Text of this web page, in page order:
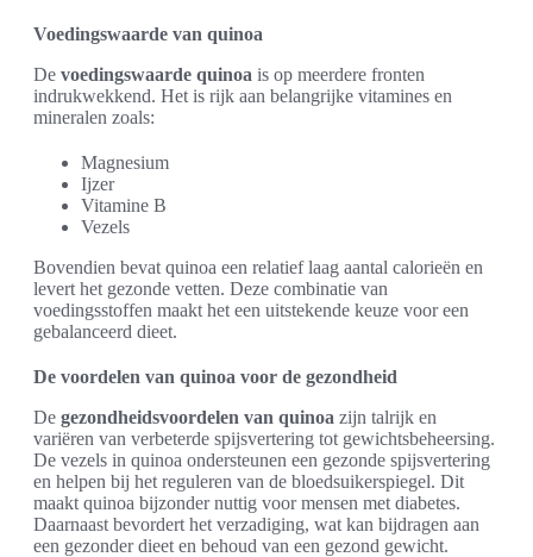
Voedingswaarde van quinoa
De voedingswaarde quinoa is op meerdere fronten
indrukwekkend. Het is rijk aan belangrijke vitamines en
mineralen zoals:
Magnesium
Ijzer
Vitamine B
Vezels
Bovendien bevat quinoa een relatief laag aantal calorieën en
levert het gezonde vetten. Deze combinatie van
voedingsstoffen maakt het een uitstekende keuze voor een
gebalanceerd dieet.
De voordelen van quinoa voor de gezondheid
De gezondheidsvoordelen van quinoa zijn talrijk en
variëren van verbeterde spijsvertering tot gewichtsbeheersing.
De vezels in quinoa ondersteunen een gezonde spijsvertering
en helpen bij het reguleren van de bloedsuikerspiegel. Dit
maakt quinoa bijzonder nuttig voor mensen met diabetes.
Daarnaast bevordert het verzadiging, wat kan bijdragen aan
een gezonder dieet en behoud van een gezond gewicht.